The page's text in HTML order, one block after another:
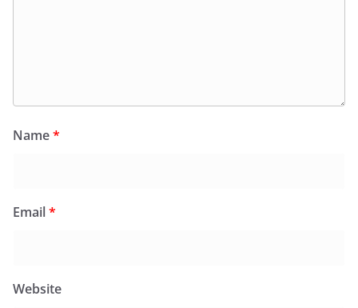
Name*
Email*
Website